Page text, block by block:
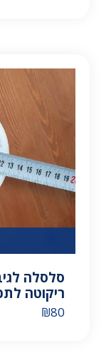
סלסלה
ריקוטה לתכולת
₪80